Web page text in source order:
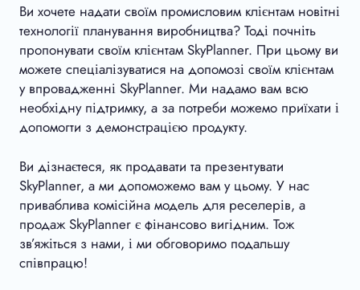
Ви хочете надати своїм промисловим клієнтам новітні
технології планування виробництва? Тоді почніть
пропонувати своїм клієнтам SkyPlanner. При цьому ви
можете спеціалізуватися на допомозі своїм клієнтам
у впровадженні SkyPlanner. Ми надамо вам всю
необхідну підтримку, а за потреби можемо приїхати і
допомогти з демонстрацією продукту.
Ви дізнаєтеся, як продавати та презентувати
SkyPlanner, а ми допоможемо вам у цьому. У нас
приваблива комісійна модель для реселерів, а
продаж SkyPlanner є фінансово вигідним. Тож
зв’яжіться з нами, і ми обговоримо подальшу
співпрацю!